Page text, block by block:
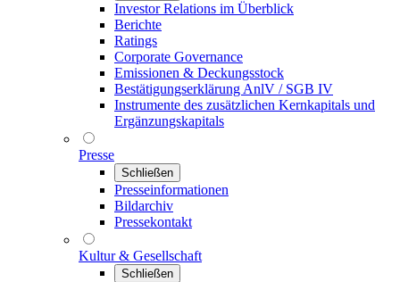
Investor Relations im Überblick
Berichte
Ratings
Corporate Governance
Emissionen & Deckungsstock
Bestätigungserklärung AnlV / SGB IV
Instrumente des zusätzlichen Kernkapitals und
Ergänzungskapitals
Presse
Schließen
Presseinformationen
Bildarchiv
Pressekontakt
Kultur & Gesellschaft
Schließen